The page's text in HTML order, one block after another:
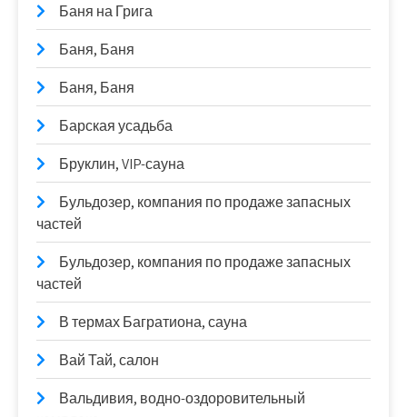
Баня на Грига
Баня, Баня
Баня, Баня
Барская усадьба
Бруклин, VIP-сауна
Бульдозер, компания по продаже запасных
частей
Бульдозер, компания по продаже запасных
частей
В термах Багратиона, сауна
Вай Тай, салон
Вальдивия, водно-оздоровительный